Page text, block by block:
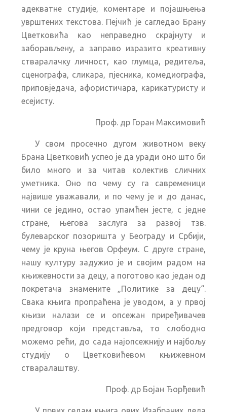
адекватне студије, коментаре и појашњења
уврштених текстова. Пејчић је сагледао Брану
Цветковића као неправедно скрајнуту и
заборављену, а заправо изразито креативну
стваралачку личност, као глумца, редитеља,
сценографа, сликара, пјесника, комедиографа,
приповједача, афористичара, карикатуристу и
есејисту.
Проф. др Горан Максимовић
У свом просечно дугом животном веку
Брана Цветковић успео је да уради оно што би
било много и за читав колектив сличних
уметника. Оно по чему су га савременици
највише уважавали, и по чему је и до данас,
чини се једино, остао упамћен јесте, с једне
стране, његова заслуга за развој тзв.
булеварског позоришта у Београду и Србији,
чему је круна његов Орфеум. С друге стране,
нашу културу задужио је и својим радом на
књижевности за децу, а поготово као један од
покретача знамените „Политике за децу“.
Свака књига пропраћена је уводом, а у првој
књизи налази се и опсежан приређивачев
предговор који представља, то слободно
можемо рећи, до сада најопсежнију и најбољу
студију о Цветковићевом књижевном
стваралаштву.
Проф. др Бојан Ђорђевић